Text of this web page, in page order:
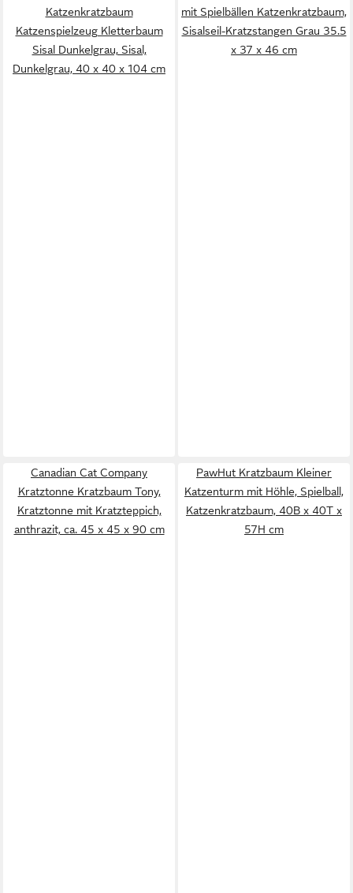
Katzenkratzbaum
Katzenspielzeug Kletterbaum
Sisal Dunkelgrau, Sisal,
Dunkelgrau, 40 x 40 x 104 cm
mit Spielbällen Katzenkratzbaum,
Sisalseil-Kratzstangen Grau 35.5
x 37 x 46 cm
Canadian Cat Company
Kratztonne Kratzbaum Tony,
Kratztonne mit Kratzteppich,
anthrazit, ca. 45 x 45 x 90 cm
PawHut Kratzbaum Kleiner
Katzenturm mit Höhle, Spielball,
Katzenkratzbaum, 40B x 40T x
57H cm